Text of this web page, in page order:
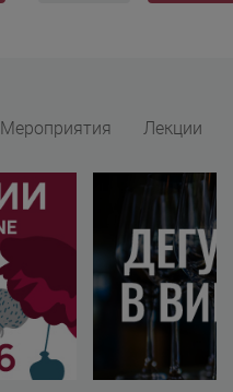
Мероприятия Лекции